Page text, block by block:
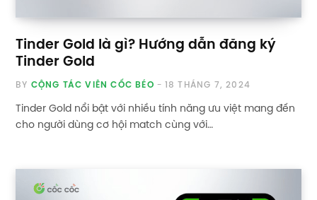
Tinder Gold là gì? Hướng dẫn đăng ký
Tinder Gold
BY CỘNG TÁC VIÊN CỐC BÉO 18 THÁNG 7, 2024
Tinder Gold nổi bật với nhiều tính năng ưu việt mang đến
cho người dùng cơ hội match cùng với…